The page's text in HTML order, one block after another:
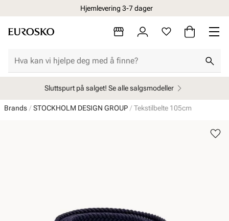
Hjemlevering 3-7 dager
Sluttspurt på salget! Se alle salgsmodeller
Brands STOCKHOLM DESIGN GROUP Tekstilbelte 105cm